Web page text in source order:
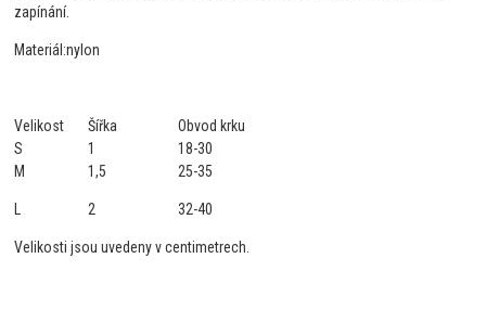
zapínání.
Materiál:nylon
Velikost Šířka
Obvod krku
S
1
18-30
M
L
1,5
2
25-35
32-40
Velikosti jsou uvedeny v centimetrech.